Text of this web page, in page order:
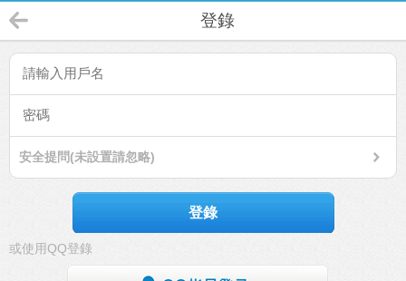
登錄
安全提問(未設置請忽略)
登錄
或使用QQ登錄